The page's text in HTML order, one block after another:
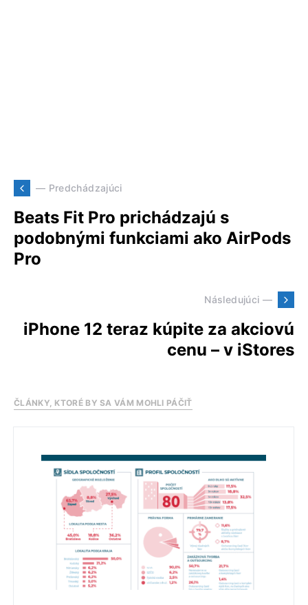
— Predchádzajúci
Beats Fit Pro prichádzajú s
podobnými funkciami ako AirPods
Pro
Následujúci —
iPhone 12 teraz kúpite za akciovú
cenu – v iStores
ČLÁNKY, KTORÉ BY SA VÁM MOHLI PÁČIŤ